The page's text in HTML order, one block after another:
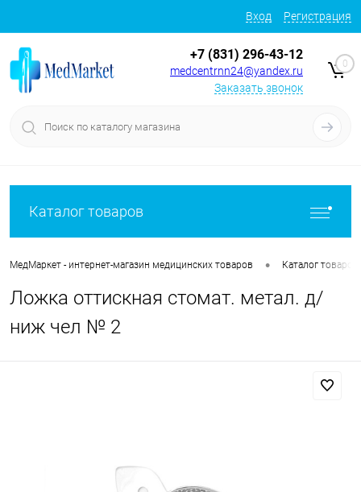
Вход Регистрация
+7 (831) 296-43-12
medcentrnn24@yandex.ru
Заказать звонок
0
Каталог товаров
МедМаркет - интернет-магазин медицинских товаров • Каталог товаров
Ложка оттискная стомат. метал. д/
ниж чел № 2